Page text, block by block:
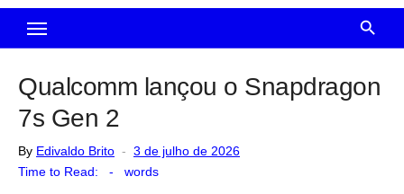
Qualcomm lançou o Snapdragon
7s Gen 2
By Edivaldo Brito
Posted
3 de julho de 2026
Time to Read:
- words